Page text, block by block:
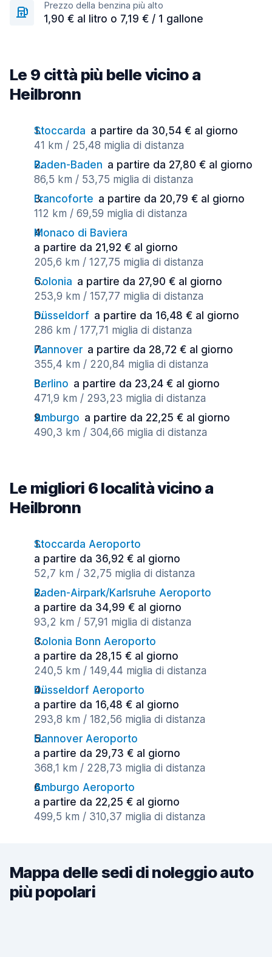
Prezzo della benzina più alto
1,90 € al litro o 7,19 € / 1 gallone
Le 9 città più belle vicino a
Heilbronn
Stoccarda a partire da 30,54 € al giorno
41 km / 25,48 miglia di distanza
Baden-Baden a partire da 27,80 € al giorno
86,5 km / 53,75 miglia di distanza
Francoforte a partire da 20,79 € al giorno
112 km / 69,59 miglia di distanza
Monaco di Baviera
a partire da 21,92 € al giorno
205,6 km / 127,75 miglia di distanza
Colonia a partire da 27,90 € al giorno
253,9 km / 157,77 miglia di distanza
Düsseldorf a partire da 16,48 € al giorno
286 km / 177,71 miglia di distanza
Hannover a partire da 28,72 € al giorno
355,4 km / 220,84 miglia di distanza
Berlino a partire da 23,24 € al giorno
471,9 km / 293,23 miglia di distanza
Amburgo a partire da 22,25 € al giorno
490,3 km / 304,66 miglia di distanza
Le migliori 6 località vicino a
Heilbronn
Stoccarda Aeroporto
a partire da 36,92 € al giorno
52,7 km / 32,75 miglia di distanza
Baden-Airpark/Karlsruhe Aeroporto
a partire da 34,99 € al giorno
93,2 km / 57,91 miglia di distanza
Colonia Bonn Aeroporto
a partire da 28,15 € al giorno
240,5 km / 149,44 miglia di distanza
Düsseldorf Aeroporto
a partire da 16,48 € al giorno
293,8 km / 182,56 miglia di distanza
Hannover Aeroporto
a partire da 29,73 € al giorno
368,1 km / 228,73 miglia di distanza
Amburgo Aeroporto
a partire da 22,25 € al giorno
499,5 km / 310,37 miglia di distanza
Mappa delle sedi di noleggio auto
più popolari